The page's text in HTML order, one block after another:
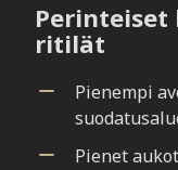
ritilät
Pienempi
Pienet